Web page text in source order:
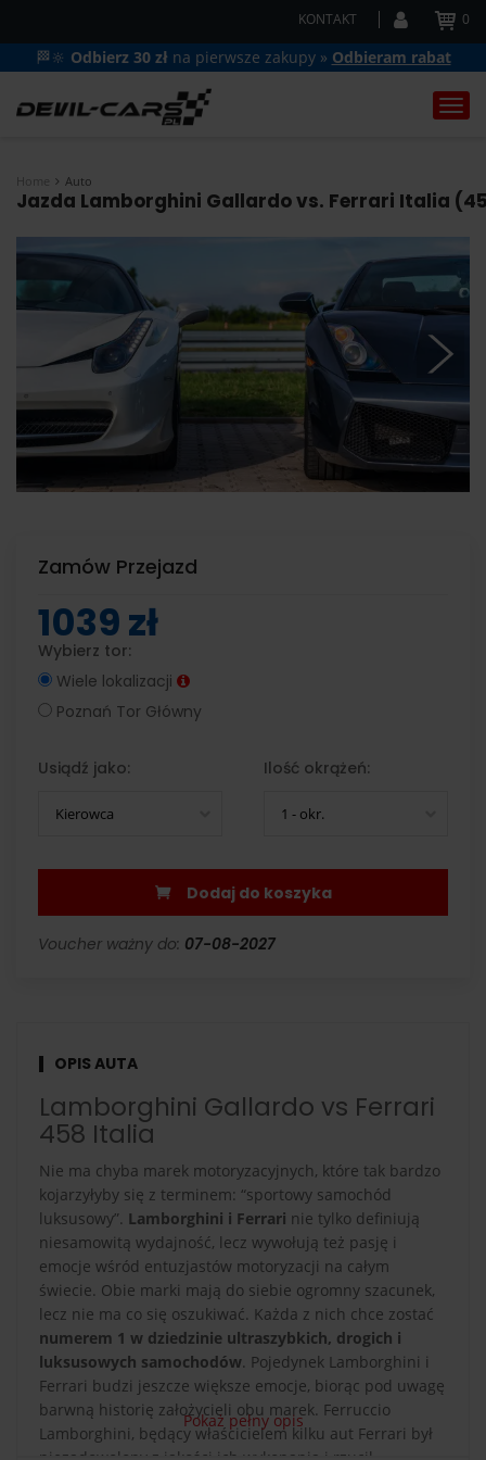
KONTAKT 0
🏁🔆 Odbierz 30 zł na pierwsze zakupy » Odbieram rabat
Home Auto
Jazda Lamborghini Gallardo vs. Ferrari Italia
Zamów Przejazd
1039 zł
Wybierz tor:
Wiele lokalizacji
Poznań Tor Główny
Usiądź jako:
Kierowca
Ilość okrążeń:
1 - okr.
Dodaj do koszyka
Voucher ważny do: 07-08-2027
OPIS AUTA
Lamborghini Gallardo vs Ferrari
458 Italia
Nie ma chyba marek motoryzacyjnych, które tak bardzo
kojarzyłyby się z terminem: “sportowy samochód
luksusowy”. Lamborghini i Ferrari nie tylko definiują
niesamowitą wydajność, lecz wywołują też pasję i
emocje wśród entuzjastów motoryzacji na całym
świecie. Obie marki mają do siebie ogromny szacunek,
lecz nie ma co się oszukiwać. Każda z nich chce zostać
numerem 1 w dziedzinie ultraszybkich, drogich i
luksusowych samochodów. Pojedynek Lamborghini i
Ferrari budzi jeszcze większe emocje, biorąc pod uwagę
barwną historię założycieli obu marek. Ferruccio
Lamborghini, będący właścicielem kilku aut Ferrari był
Pokaż pełny opis